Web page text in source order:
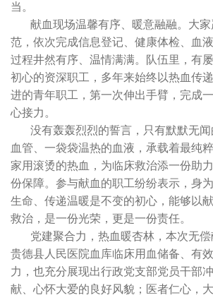
当。
献血现场温馨有序、暖意融融。大家
范，依次完成信息登记、健康体检、血
过程井然有序、温情满满。队伍里，有
初心的资深职工，多年来始终以热血传
进的青年职工，第一次伸出手臂，完成
心接力。
没有轰轰烈烈的誓言，只有默默无闻
血管、一袋袋温热的血液，承载着最纯
家用滚烫的热血，为临床救治添一份助
份保障。参与献血的职工纷纷表示，身
生命、传递温暖是不变的初心，能够以
救治，是一份光荣，更是一份责任。
党建聚合力，热血暖杏林，本次无偿
贵德县人民医院血库临床用血储备、有
力，也充分展现出行政党支部党员干部
献、心怀大爱的良好风貌；医者仁心，